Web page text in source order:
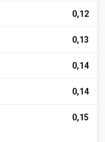
0,12
0,13
0,14
0,14
0,15